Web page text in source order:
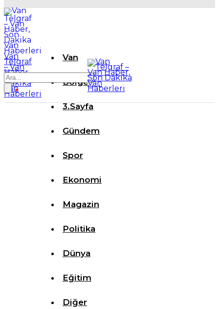
Van
Telgraf
– Van
Haber,
Son
Dakika
Van
Haberleri
Van
Bölge
3.Sayfa
Gündem
Spor
Ekonomi
Magazin
Politika
Dünya
Eğitim
Diğer